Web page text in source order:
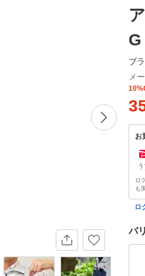
ブ
メ
お
ロ
も
ロ
バ